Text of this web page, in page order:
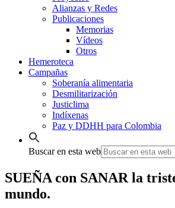
Alianzas y Redes
Publicaciones
Memorias
Vídeos
Otros
Hemeroteca
Campañas
Soberanía alimentaria
Desmilitarización
Justiclima
Indíxenas
Paz y DDHH para Colombia
Buscar en esta web
SUEÑA con SANAR la
mundo.